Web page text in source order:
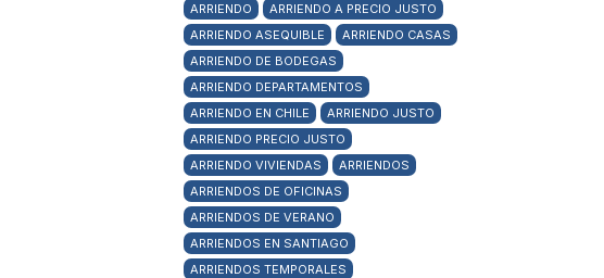
ARRIENDO
ARRIENDO A PRECIO JUSTO
ARRIENDO ASEQUIBLE
ARRIENDO CASAS
ARRIENDO DE BODEGAS
ARRIENDO DEPARTAMENTOS
ARRIENDO EN CHILE
ARRIENDO JUSTO
ARRIENDO PRECIO JUSTO
ARRIENDO VIVIENDAS
ARRIENDOS
ARRIENDOS DE OFICINAS
ARRIENDOS DE VERANO
ARRIENDOS EN SANTIAGO
ARRIENDOS TEMPORALES